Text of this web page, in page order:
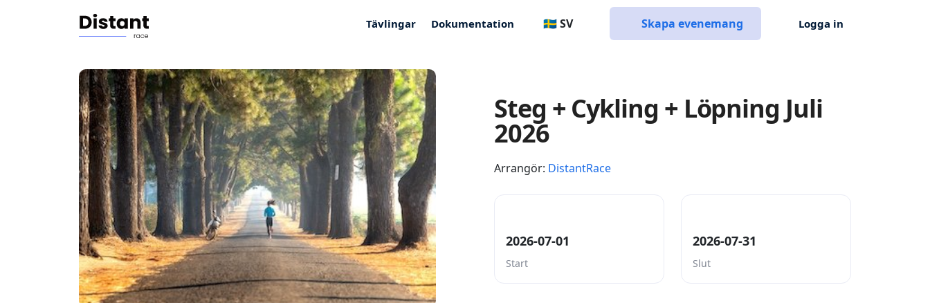
Tävlingar Dokumentation 🇸🇪 SV Skapa evenemang Logga in
Steg + Cykling + Löpning Juli
2026
Arrangör: DistantRace
2026-07-01
Start
2026-07-31
Slut